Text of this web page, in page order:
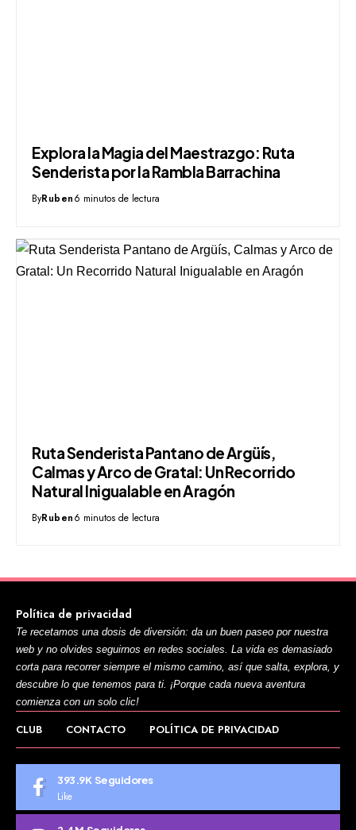
Explora la Magia del Maestrazgo: Ruta
Senderista por la Rambla Barrachina
ByRuben6 minutos de lectura
Ruta Senderista Pantano de Argüís,
Calmas y Arco de Gratal: Un Recorrido
Natural Inigualable en Aragón
ByRuben6 minutos de lectura
Política de privacidad
Te recetamos una dosis de diversión: da un buen paseo por nuestra
web y no olvides seguirnos en redes sociales. La vida es demasiado
corta para recorrer siempre el mismo camino, así que salta, explora, y
descubre lo que tenemos para ti. ¡Porque cada nueva aventura
comienza con un solo clic!
CLUB CONTACTO POLÍTICA DE PRIVACIDAD
393.9K Seguidores
Like